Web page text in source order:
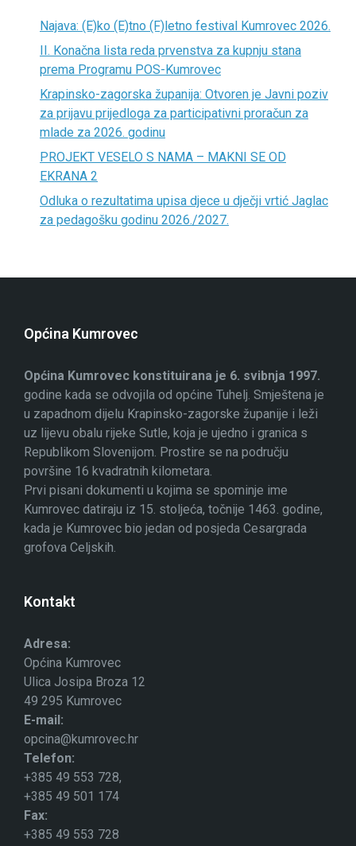
Najava: (E)ko (E)tno (F)letno festival Kumrovec 2026.
II. Konačna lista reda prvenstva za kupnju stana
prema Programu POS-Kumrovec
Krapinsko-zagorska županija: Otvoren je Javni poziv
za prijavu prijedloga za participativni proračun za
mlade za 2026. godinu
PROJEKT VESELO S NAMA – MAKNI SE OD
EKRANA 2
Odluka o rezultatima upisa djece u dječji vrtić Jaglac
za pedagošku godinu 2026./2027.
Općina Kumrovec
Općina Kumrovec konstituirana je 6. svibnja 1997.
godine kada se odvojila od općine Tuhelj. Smještena je
u zapadnom dijelu Krapinsko-zagorske županije i leži
uz lijevu obalu rijeke Sutle, koja je ujedno i granica s
Republikom Slovenijom. Prostire se na području
površine 16 kvadratnih kilometara.
Prvi pisani dokumenti u kojima se spominje ime
Kumrovec datiraju iz 15. stoljeća, točnije 1463. godine,
kada je Kumrovec bio jedan od posjeda Cesargrada
grofova Celjskih.
Kontakt
Adresa:
Općina Kumrovec
Ulica Josipa Broza 12
49 295 Kumrovec
E-mail:
opcina@kumrovec.hr
Telefon:
+385 49 553 728,
+385 49 501 174
Fax:
+385 49 553 728